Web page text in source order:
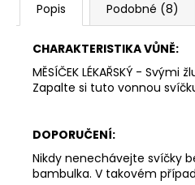
Popis Podobné (8)
CHARAKTERISTIKA VŮNĚ:
MĚSÍČEK LÉKAŘSKÝ -
Zapalte si tuto vonnou
DOPORUČENÍ:
Nikdy nenechávejte svíčky
bambulka. V takovém